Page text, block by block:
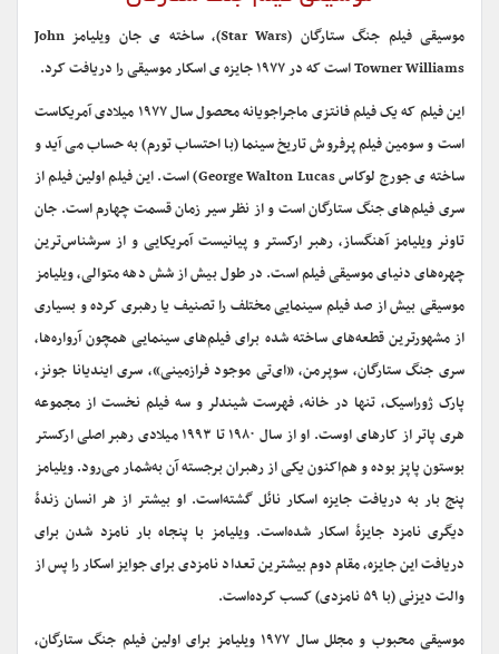
موسیقی فیلم جنگ ستارگان (Star Wars)، ساخته ی جان ویلیامز John
Towner Williams است که در ۱۹۷۷ جایزه ی اسکار موسیقی را دریافت کرد.
این فیلم که یک فیلم فانتزی ماجراجویانه محصول سال ۱۹۷۷ میلادی آمریکاست
است و سومین فیلم پرفروش تاریخ سینما (با احتساب تورم) به حساب می آید و
ساخته ی جورج لوکاس George Walton Lucas) است. این فیلم اولین فیلم از
سری فیلم‌های جنگ ستارگان است و از نظر سیر زمان قسمت چهارم است. جان
تاونر ویلیامز آهنگساز، رهبر ارکستر و پیانیست آمریکایی و از سرشناس‌ترین
چهره‌های دنیای موسیقی فیلم است. در طول بیش از شش دهه متوالی، ویلیامز
موسیقی بیش از صد فیلم سینمایی مختلف را تصنیف یا رهبری کرده و بسیاری
از مشهورترین قطعه‌های ساخته شده برای فیلم‌های سینمایی همچون آرواره‌ها،
سری جنگ ستارگان، سوپرمن، «ای‌تی موجود فرازمینی»، سری ایندیانا جونز،
پارک ژوراسیک، تنها در خانه، فهرست شیندلر و سه فیلم نخست از مجموعه
هری پاتر از کارهای اوست. او از سال ۱۹۸۰ تا ۱۹۹۳ میلادی رهبر اصلی ارکستر
بوستون پاپز بوده و هم‌اکنون یکی از رهبران برجسته آن به‌شمار می‌رود. ویلیامز
پنج بار به دریافت جایزه اسکار نائل گشته‌است. او بیشتر از هر انسان زندهٔ
دیگری نامزد جایزهٔ اسکار شده‌است. ویلیامز با پنجاه بار نامزد شدن برای
دریافت این جایزه، مقام دوم بیشترین تعداد نامزدی برای جوایز اسکار را پس از
والت دیزنی (با ۵۹ نامزدی) کسب کرده‌است.
موسیقی محبوب و مجلل سال ۱۹۷۷ ویلیامز برای اولین فیلم جنگ ستارگان،